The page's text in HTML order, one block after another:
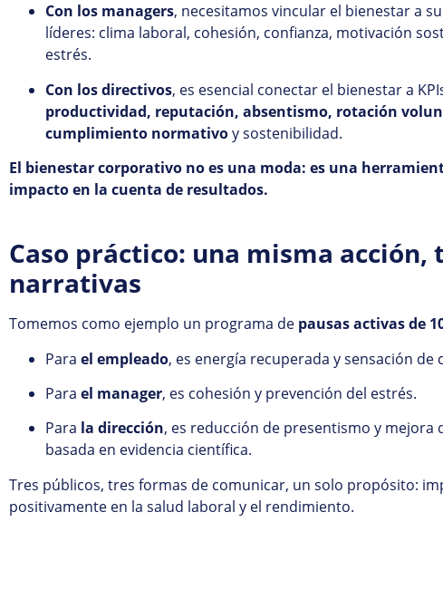
Con los managers, necesitamos vincular el bienestar a
líderes: clima laboral, cohesión, confianza, motivación
estrés.
Con los directivos, es esencial conectar el bienestar a
productividad, reputación, absentismo, rotación
cumplimiento normativoy sostenibilidad.
El bienestar corporativo no es una moda: es una
impacto en la cuenta de resultados.
Caso práctico: una misma acción,
narrativas
Tomemos como ejemplo un programa de pausas activas de
Para el empleado, es energía recuperada y sensación de
Para el manager, es cohesión y prevención del estrés.
Para la dirección, es reducción de presentismo y mejora
basada en evidencia científica.
Tres públicos, tres formas de comunicar, un solo propósito:
positivamente en la salud laboral y el rendimiento.